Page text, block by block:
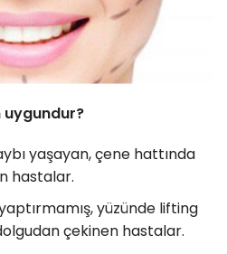
yaşayan, çene hattında
hastalar.
yüzünde lifting
çekinen hastalar.